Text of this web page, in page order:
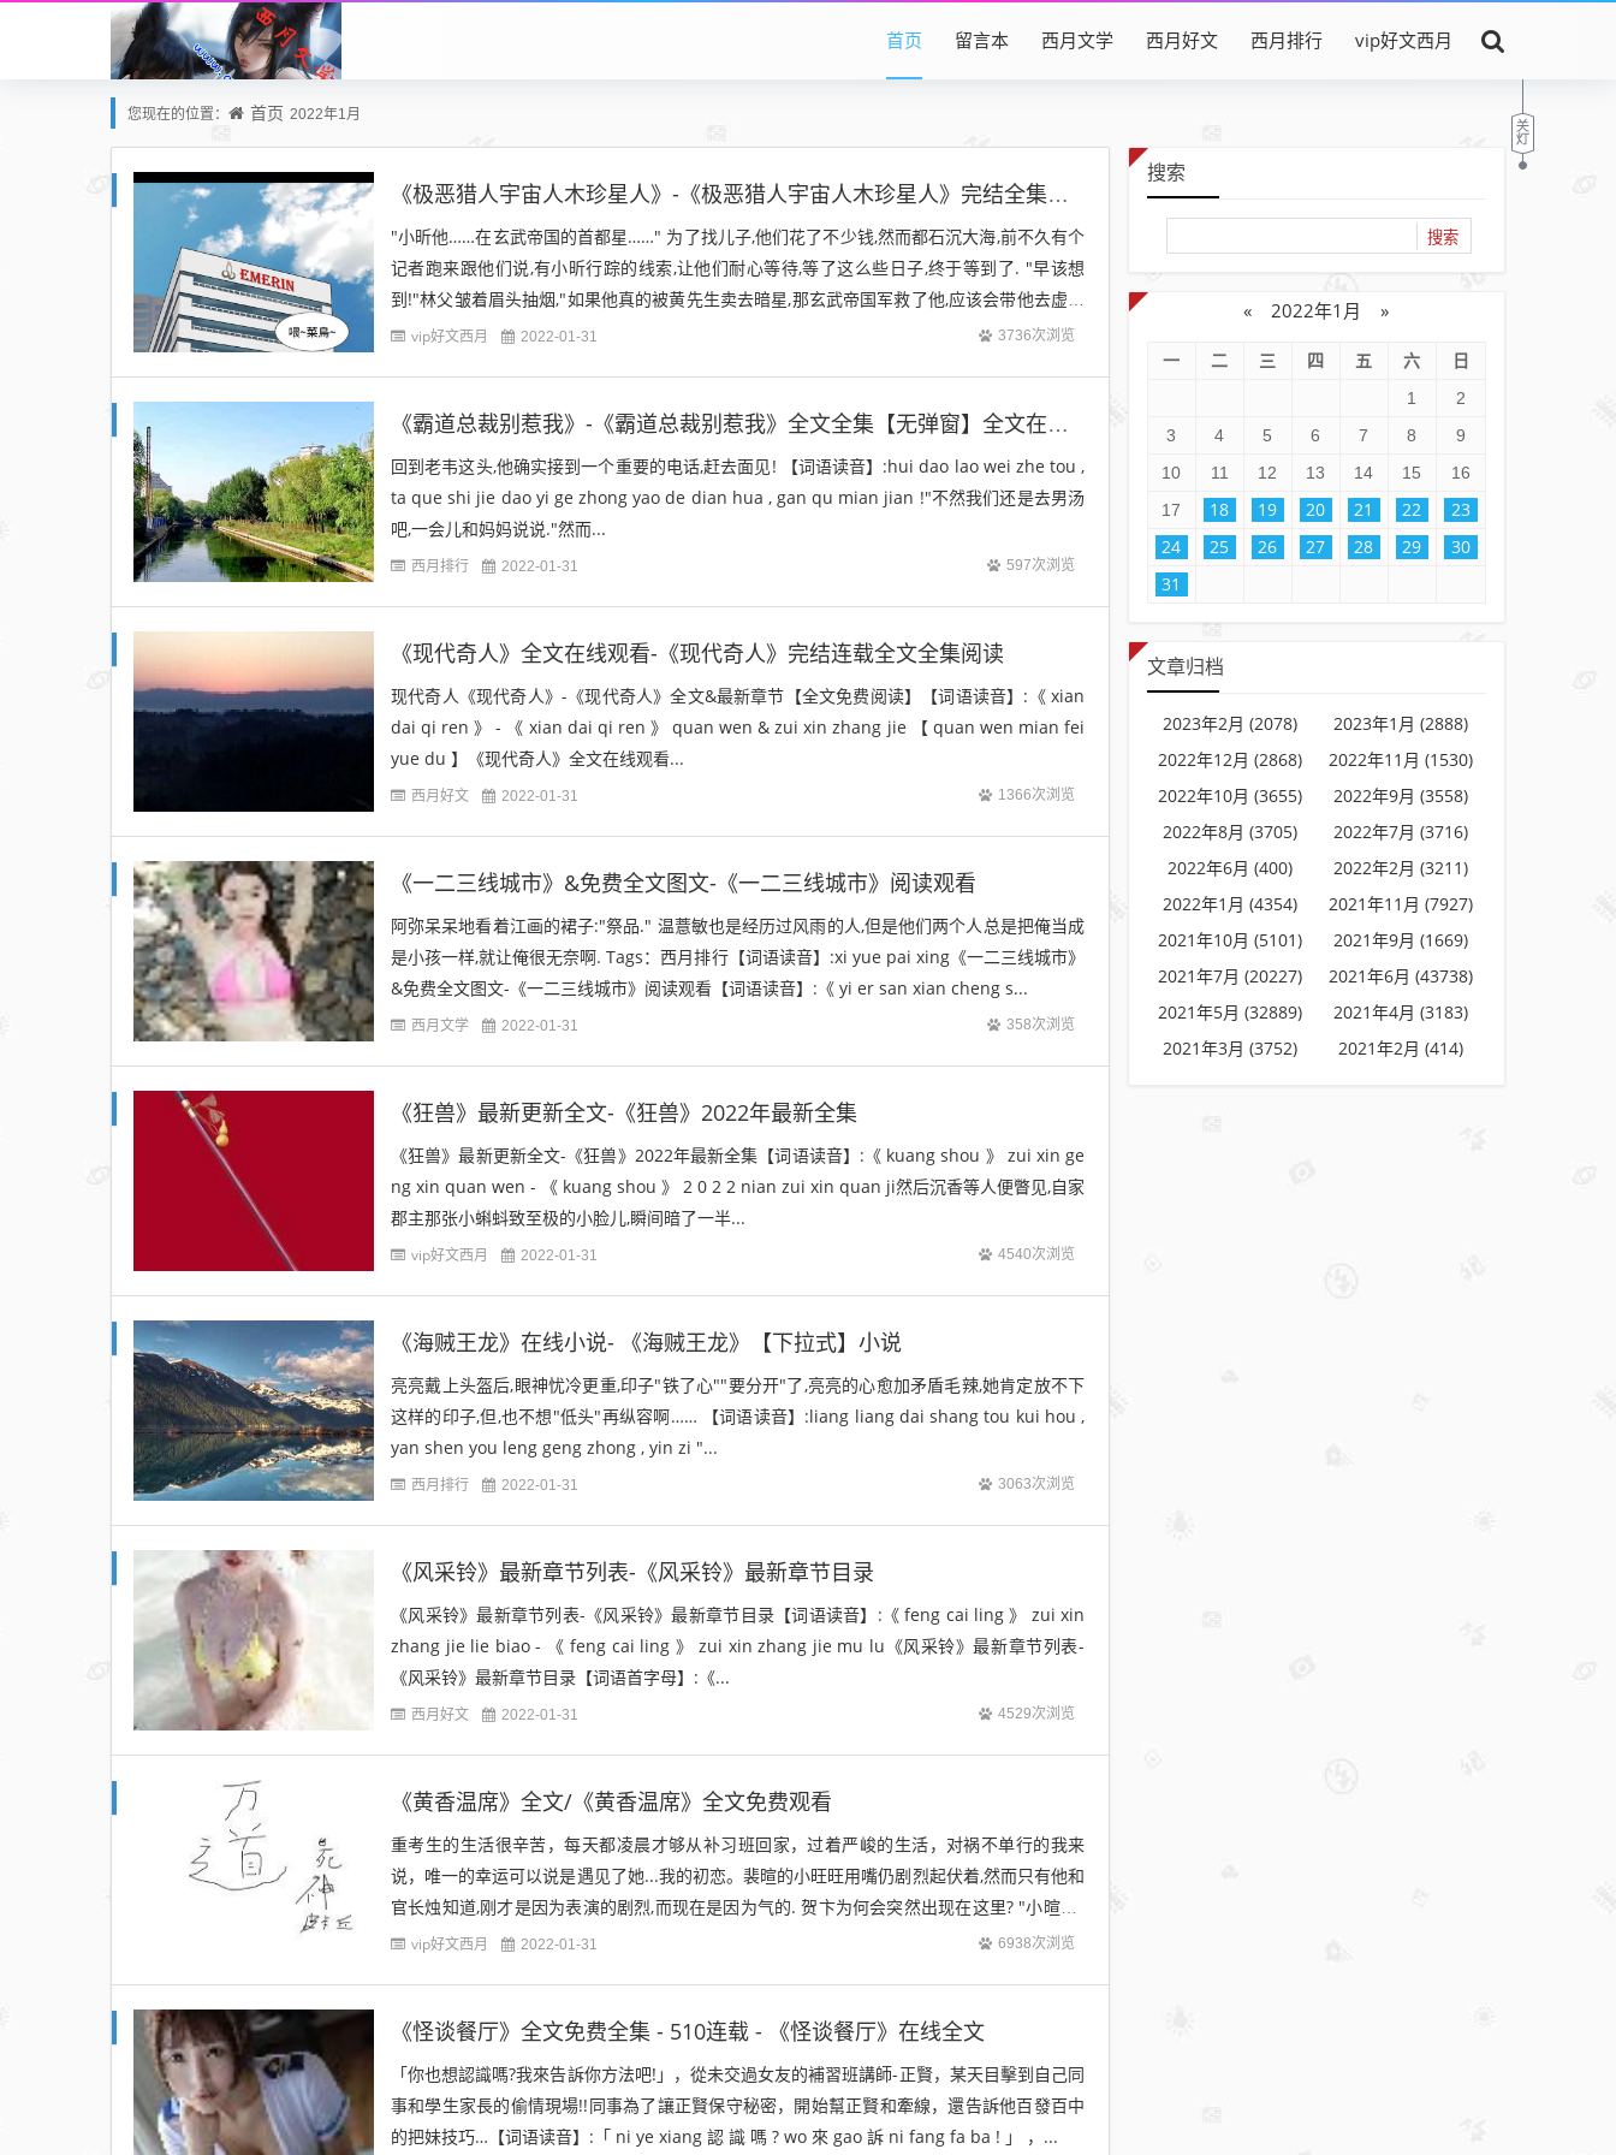
首页 留言本 西月文学 西月好文 西月排行 vip好文西月
您现在的位置： 首页 2022年1月
《极恶猎人宇宙人木珍星人》-《极恶猎人宇宙人木珍星人》完结全集免费阅读
"小昕他……在玄武帝国的首都星……" 为了找儿子,他们花了不少钱,然而都石沉大海,前不久有个
记者跑来跟他们说,有小昕行踪的线索,让他们耐心等待,等了这么些日子,终于等到了. "早该想
到!"林父皱着眉头抽烟,"如果他真的被黄先生卖去暗星,那玄武帝国军救了他,应该会带他去虚日
星." 《极恶猎人宇宙人木珍...
vip好文西月 2022-01-31 3736次浏览
《霸道总裁别惹我》-《霸道总裁别惹我》全文全集【无弹窗】全文在线阅读
回到老韦这头,他确实接到一个重要的电话,赶去面见! 【词语读音】:hui dao lao wei zhe tou ,
ta que shi jie dao yi ge zhong yao de dian hua , gan qu mian jian !"不然我们还是去男汤
吧,一会儿和妈妈说说."然而...
西月排行 2022-01-31 597次浏览
《现代奇人》全文在线观看-《现代奇人》完结连载全文全集阅读
现代奇人《现代奇人》-《现代奇人》全文&最新章节【全文免费阅读】【词语读音】:《 xian
dai qi ren 》 - 《 xian dai qi ren 》 quan wen & zui xin zhang jie 【 quan wen mian fei
yue du 】《现代奇人》全文在线观看...
西月好文 2022-01-31 1366次浏览
《一二三线城市》&免费全文图文-《一二三线城市》阅读观看
阿弥呆呆地看着江画的裙子:"祭品." 温薏敏也是经历过风雨的人,但是他们两个人总是把俺当成
是小孩一样,就让俺很无奈啊. Tags：西月排行【词语读音】:xi yue pai xing《一二三线城市》
&免费全文图文-《一二三线城市》阅读观看【词语读音】:《 yi er san xian cheng s...
西月文学 2022-01-31 358次浏览
《狂兽》最新更新全文-《狂兽》2022年最新全集
《狂兽》最新更新全文-《狂兽》2022年最新全集【词语读音】:《 kuang shou 》 zui xin ge
ng xin quan wen - 《 kuang shou 》 2 0 2 2 nian zui xin quan ji然后沉香等人便瞥见,自家
郡主那张小蝌蚪致至极的小脸儿,瞬间暗了一半...
vip好文西月 2022-01-31 4540次浏览
《海贼王龙》在线小说- 《海贼王龙》【下拉式】小说
亮亮戴上头盔后,眼神忧冷更重,印子"铁了心""要分开"了,亮亮的心愈加矛盾毛辣,她肯定放不下
这样的印子,但,也不想"低头"再纵容啊…… 【词语读音】:liang liang dai shang tou kui hou ,
yan shen you leng geng zhong , yin zi "...
西月排行 2022-01-31 3063次浏览
《风采铃》最新章节列表-《风采铃》最新章节目录
《风采铃》最新章节列表-《风采铃》最新章节目录【词语读音】:《 feng cai ling 》 zui xin
zhang jie lie biao - 《 feng cai ling 》 zui xin zhang jie mu lu《风采铃》最新章节列表-
《风采铃》最新章节目录【词语首字母】:《...
西月好文 2022-01-31 4529次浏览
《黄香温席》全文/《黄香温席》全文免费观看
重考生的生活很辛苦，每天都凌晨才够从补习班回家，过着严峻的生活，对祸不单行的我来
说，唯一的幸运可以说是遇见了她...我的初恋。裴暄的小旺旺用嘴仍剧烈起伏着,然而只有他和
官长烛知道,刚才是因为表演的剧烈,而现在是因为气的. 贺卞为何会突然出现在这里? "小暄哥?
不喜欢这个吗?"贺卞的神情变得有些委屈....
vip好文西月 2022-01-31 6938次浏览
《怪谈餐厅》全文免费全集 - 510连载 - 《怪谈餐厅》在线全文
「你也想認識嗎?我來告訴你方法吧!」，從未交過女友的補習班講師-正賢，某天目擊到自己同
事和學生家長的偷情現場!!同事為了讓正賢保守秘密，開始幫正賢和牽線，還告訴他百發百中
的把妹技巧…【词语读音】:「 ni ye xiang 認 識 嗎 ? wo 來 gao 訴 ni fang fa ba ! 」 ，...
搜索
« 2022年1月 »
一 二 三 四 五 六
日
1
2
3
4 5 6 7 8
9
10
11 12 13 14 15
16
17
18 19 20 21 22
23
24
25 26 27 28 29
30
31
文章归档
2023年2月 (2078)
2023年1月 (2888)
2022年12月 (2868)
2022年11月 (1530)
2022年10月 (3655)
2022年9月 (3558)
2022年8月 (3705)
2022年7月 (3716)
2022年6月 (400)
2022年2月 (3211)
2022年1月 (4354)
2021年11月 (7927)
2021年10月 (5101)
2021年9月 (1669)
2021年7月 (20227)
2021年6月 (43738)
2021年5月 (32889)
2021年4月 (3183)
2021年3月 (3752)
2021年2月 (414)